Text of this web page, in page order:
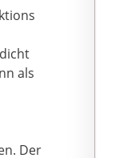
zu
für
als
Der